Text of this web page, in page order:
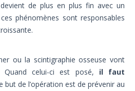
de plus en plus fin avec un
phénomènes sont responsables
ou la scintigraphie osseuse vont
Quand celui-ci est posé, il faut
but de l’opération est de prévenir au